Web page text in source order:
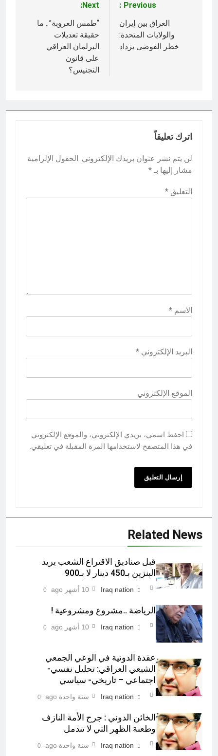
المقالات
Previous:
العراق بين إيران
والولايات المتحدة:
خطر الفوضى يزداد
Next:
“طمس العروبة”.. ما
حقيقة تعديلات
البرلمان العراقي
على قانون
التجنيس؟
اترك تعليقاً
لن يتم نشر عنوان بريدك الإلكتروني. الحقول الإلزامية
مشار إليها بـ *
التعليق *
الاسم *
البريد الإلكتروني *
الموقع الإلكتروني
احفظ اسمي، بريدي الإلكتروني، والموقع الإلكتروني
في هذا المتصفح لاستخدامها المرة المقبلة في تعليقي.
Related News
قبل صناديق الاقتراع الشعب يريد
البنزين بـ450 دينار لا بـ900
Iraq nation 10 أشهر ago 0
الرياضة ..مشروع ومشروعية !
Iraq nation 10 أشهر ago 0
عقدة الدونية في الوعي الجمعي
الشيعي العراقي: تحليل نفسي-
اجتماعي – تاريخي- سياسي
Iraq nation سنة واحدة ago 0
الخائن الدوني : جرح الأمة النازف
وطعنة الظهر التي لا تندمل
Iraq nation سنة واحدة ago 0